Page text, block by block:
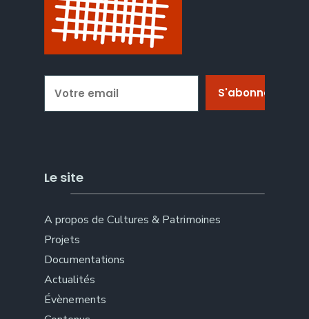
Le site
A propos de Cultures & Patrimoines
Projets
Documentations
Actualités
Évènements